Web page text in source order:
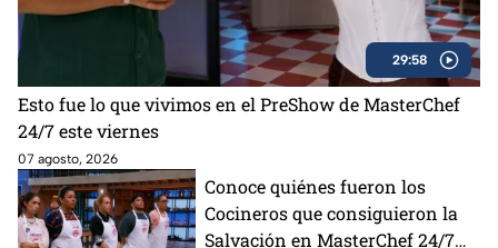
29:58
Esto fue lo que vivimos en el PreShow de MasterChef
24/7 este viernes
07 agosto, 2026
Conoce quiénes fueron los
Cocineros que consiguieron la
Salvación en MasterChef 24/7